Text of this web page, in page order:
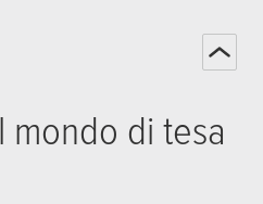
mondo di tesa